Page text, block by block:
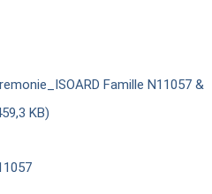
Famille N11057 &
KB)